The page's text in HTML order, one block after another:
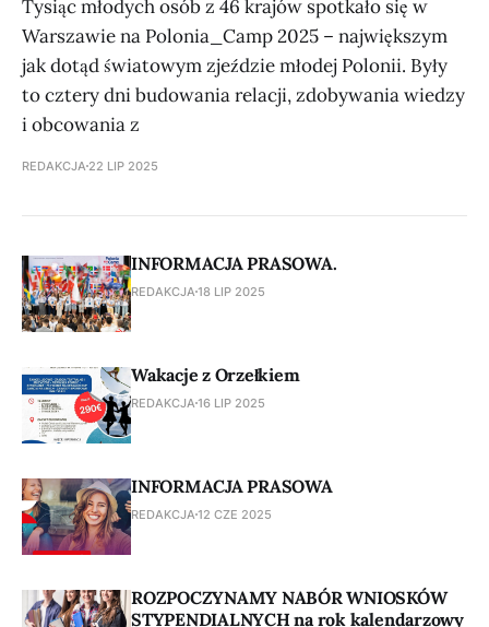
Tysiąc młodych osób z 46 krajów spotkało się w
Warszawie na Polonia_Camp 2025 – największym
jak dotąd światowym zjeździe młodej Polonii. Były
to cztery dni budowania relacji, zdobywania wiedzy
i obcowania z
REDAKCJA 22 LIP 2025
INFORMACJA PRASOWA.
REDAKCJA 18 LIP 2025
Wakacje z Orzełkiem
REDAKCJA 16 LIP 2025
INFORMACJA PRASOWA
REDAKCJA 12 CZE 2025
ROZPOCZYNAMY NABÓR WNIOSKÓW
STYPENDIALNYCH na rok kalendarzowy